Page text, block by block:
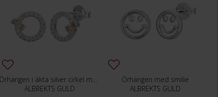
Örhängen i äkta silver cirkel med kubisk zirkonia
ALBREKTS GULD
Örhängen med smilie
ALBREKTS GULD